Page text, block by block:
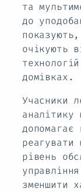
та
до
очікують
домівках.
Учасники
аналітику
допомагає
реагувати
рівень
зменшити